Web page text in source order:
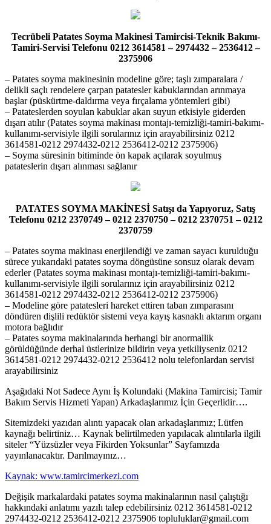
Tecrübeli Patates Soyma Makinesi Tamircisi-Teknik Bakımı-
Tamiri-Servisi Telefonu 0212 3614581 – 2974432 – 2536412 –
2375906
– Patates soyma makinesinin modeline göre; taşlı zımparalara /
delikli saçlı rendelere çarpan patatesler kabuklarından arınmaya
başlar (püskürtme-daldırma veya fırçalama yöntemleri gibi)
– Patateslerden soyulan kabuklar akan suyun etkisiyle giderden
dışarı atılır (Patates soyma makinası montajı-temizliği-tamiri-bakımı-
kullanımı-servisiyle ilgili sorularınız için arayabilirsiniz 0212
3614581-0212 2974432-0212 2536412-0212 2375906)
– Soyma süresinin bitiminde ön kapak açılarak soyulmuş
patateslerin dışarı alınması sağlanır
PATATES SOYMA MAKİNESİ Satışı da Yapıyoruz, Satış
Telefonu 0212 2370749 – 0212 2370750 – 0212 2370751 – 0212
2370759
– Patates soyma makinası enerjilendiği ve zaman sayacı kurulduğu
sürece yukarıdaki patates soyma döngüsüne sonsuz olarak devam
ederler (Patates soyma makinası montajı-temizliği-tamiri-bakımı-
kullanımı-servisiyle ilgili sorularınız için arayabilirsiniz 0212
3614581-0212 2974432-0212 2536412-0212 2375906)
– Modeline göre patatesleri hareket ettiren taban zımparasını
döndüren dişlili redüktör sistemi veya kayış kasnaklı aktarım organı
motora bağlıdır
– Patates soyma makinalarında herhangi bir anormallik
görüldüğünde derhal üstlerinize bildirin veya yetkiliyseniz 0212
3614581-0212 2974432-0212 2536412 nolu telefonlardan servisi
arayabilirsiniz
Aşağıdaki Not Sadece Aynı İş Kolundaki (Makina Tamircisi; Tamir
Bakım Servis Hizmeti Yapan) Arkadaşlarımız İçin Geçerlidir….
Sitemizdeki yazıdan alıntı yapacak olan arkadaşlarımız; Lütfen
kaynağı belirtiniz… Kaynak belirtilmeden yapılacak alıntılarla ilgili
siteler “Yüzsüzler veya Fikirden Yoksunlar” Sayfamızda
yayınlanacaktır. Darılmayınız…
Kaynak: www.tamircimerkezi.com
Değişik markalardaki patates soyma makinalarının nasıl çalıştığı
hakkındaki anlatımı yazılı talep edebilirsiniz 0212 3614581-0212
2974432-0212 2536412-0212 2375906 topluluklar@gmail.com